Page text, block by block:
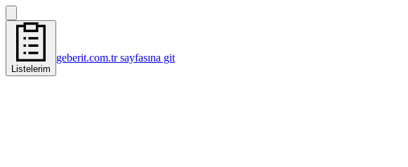
Listelerim
geberit.com.tr sayfasına git